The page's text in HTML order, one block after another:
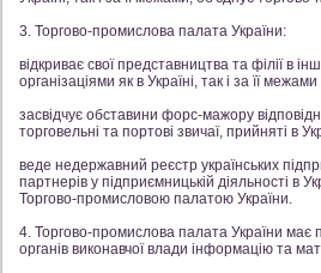
3. Торгово-промислова палата України:
відкриває свої представництва та філії в
організаціями як в Україні, так і за її
засвідчує обставини форс-мажору
торговельні та портові звичаї, прийняті в
веде недержавний реєстр українських
партнерів у підприємницькій діяльності в
Торгово-промисловою палатою України.
4. Торгово-промислова палата України має
органів виконавчої влади інформацію та